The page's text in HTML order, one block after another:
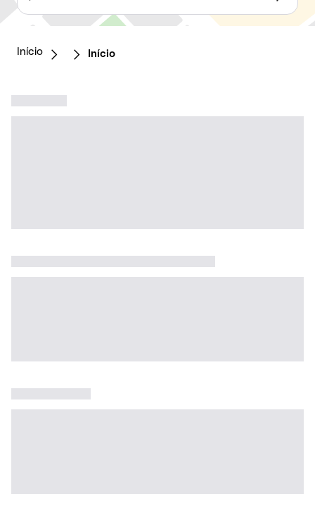
Início Início